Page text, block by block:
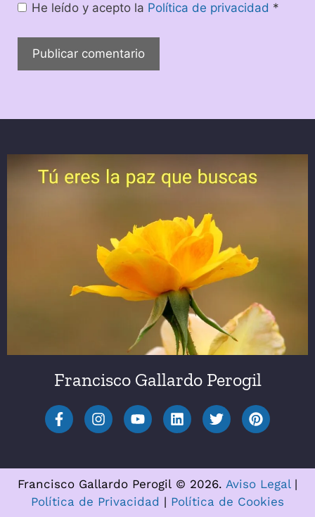
He leído y acepto la Política de privacidad *
Francisco Gallardo Perogil
Francisco Gallardo Perogil © 2026. Aviso Legal |
Política de Privacidad | Política de Cookies